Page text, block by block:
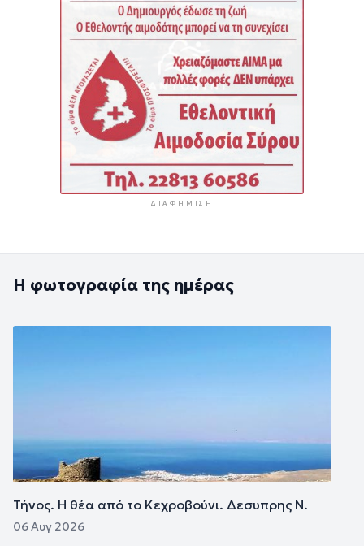
ΔΙΑΦΉΜΙΣΗ
Η φωτογραφία της ημέρας
Τήνος. Η θέα από το Κεχροβούνι. Δεσυπρης Ν.
06 Αυγ 2026